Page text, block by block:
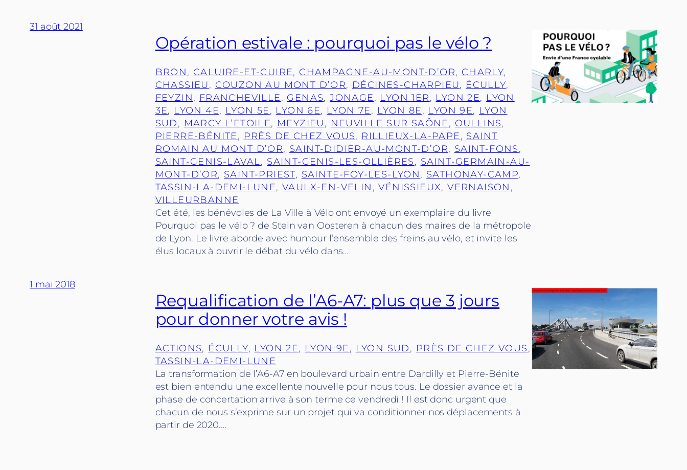
31 août 2021
Opération estivale : pourquoi pas le vélo ?
BRON, CALUIRE-ET-CUIRE, CHAMPAGNE-AU-MONT-D’OR, CHARLY
CHASSIEU, COUZON AU MONT D’OR, DÉCINES-CHARPIEU, ÉCULLY
FEYZIN, FRANCHEVILLE, GENAS, JONAGE, LYON 1ER, LYON 2E, LYON
3E, LYON 4E, LYON 5E, LYON 6E, LYON 7E, LYON 8E, LYON 9E, LYON
SUD, MARCY L’ETOILE, MEYZIEU, NEUVILLE SUR SAÔNE, OULLINS
PIERRE-BÉNITE, PRÈS DE CHEZ VOUS, RILLIEUX-LA-PAPE, SAINT
ROMAIN AU MONT D’OR, SAINT-DIDIER-AU-MONT-D’OR, SAINT-FONS
SAINT-GENIS-LAVAL, SAINT-GENIS-LES-OLLIÈRES, SAINT-GERMAIN-AU-
MONT-D’OR, SAINT-PRIEST, SAINTE-FOY-LES-LYON, SATHONAY-CAMP
TASSIN-LA-DEMI-LUNE, VAULX-EN-VELIN , VÉNISSIEUX, VERNAISON
VILLEURBANNE
Cet été, les bénévoles de La Ville à Vélo ont envoyé un exemplaire du livre
Pourquoi pas le vélo ? de Stein van Oosteren à chacun des maires de la métropole
de Lyon. Le livre aborde avec humour l’ensemble des freins au vélo, et invite les
élus locaux à ouvrir le débat du vélo dans…
1 mai 2018
Requalification de l’A6-A7: plus que 3 jours
pour donner votre avis !
ACTIONS, ÉCULLY, LYON 2E, LYON 9E, LYON SUD, PRÈS DE CHEZ VOUS ,
TASSIN-LA-DEMI-LUNE
La transformation de l’A6-A7 en boulevard urbain entre Dardilly et Pierre-Bénite
est bien entendu une excellente nouvelle pour nous tous. Le dossier avance et la
phase de concertation arrive à son terme ce vendredi ! Il est donc urgent que
chacun de nous s’exprime sur un projet qui va conditionner nos déplacements à
partir de 2020.…